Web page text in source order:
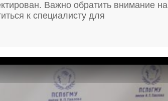
Важно обратить внимание на
к специалисту для